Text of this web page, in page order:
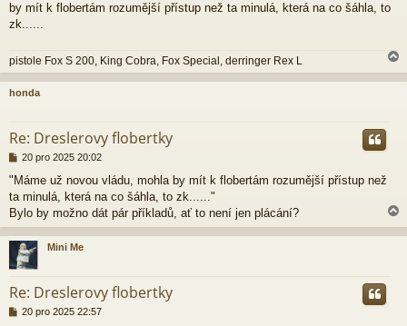
by mít k flobertám rozumější přístup než ta minulá, která na co šáhla, to
zk......
pistole Fox S 200, King Cobra, Fox Special, derringer Rex L
a
h
honda
Re: Dreslerovy flobertky
P
í
s
p
v
e
k
20 pro 2025 20:02
"Máme už novou vládu, mohla by mít k flobertám rozumější přístup než
ta minulá, která na co šáhla, to zk......"
Bylo by možno dát pár příkladů, ať to není jen plácání?
a
h
Mini Me
Re: Dreslerovy flobertky
P20 pro 2025 22:57